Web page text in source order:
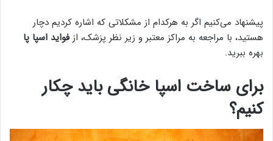
پیشنهاد می‌کنیم اگر به هرکدام از مشکلاتی که اشاره کردیم دچار
هستید، با مراجعه به مراکز معتبر و زیر نظر پزشک، ازفواید اسپا پا
بهره ببرید.
برای ساخت اسپا خانگی باید چکار
کنیم؟